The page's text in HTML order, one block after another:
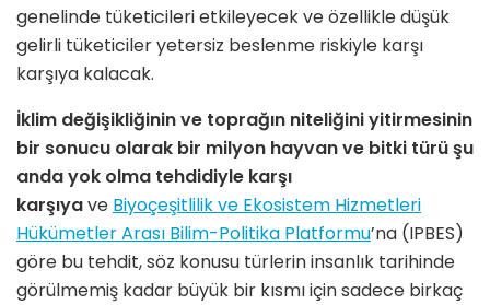
genelinde tüketicileri etkileyecek ve özellikle düşük
gelirli tüketiciler yetersiz beslenme riskiyle karşı
karşıya kalacak.
İklim değişikliğinin ve toprağın niteliğini yitirmesinin
bir sonucu olarak bir milyon hayvan ve bitki türü şu
anda yok olma tehdidiyle karşı
karşıyave Biyoçeşitlilik ve Ekosistem Hizmetleri
Hükümetler Arası Bilim-Politika Platformu’na (IPBES)
göre bu tehdit, söz konusu türlerin insanlık tarihinde
görülmemiş kadar büyük bir kısmı için sadece birkaç